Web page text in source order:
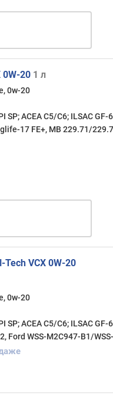
0W-20 1 л
0w-20
SP; ACEA C5/C6; ILSAC GF-
17 FE+, MB 229.71/
Tech VCX 0W-20
0w-20
SP; ACEA C5/C6; ILSAC GF-
Ford WSS-M2C947-B1/